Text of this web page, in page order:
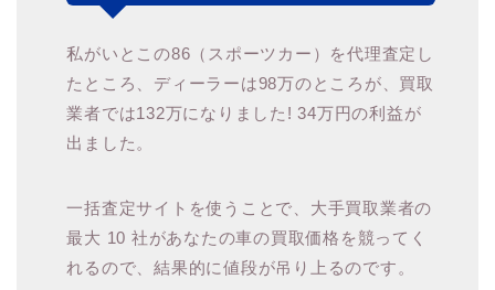
私がいとこの86（スポーツカー）を代理査定し
たところ、ディーラーは98万のところが、買取
業者では132万になりました! 34万円の利益が
出ました。
一括査定サイトを使うことで、大手買取業者の
最大 10 社があなたの車の買取価格を競ってく
れるので、結果的に値段が吊り上るのです。